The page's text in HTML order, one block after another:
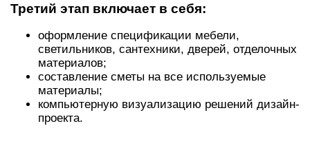
Третий этап включает в себя:
оформление спецификации мебели,
светильников, сантехники, дверей, отделочных
материалов;
составление сметы на все используемые
материалы;
компьютерную визуализацию решений дизайн-
проекта.